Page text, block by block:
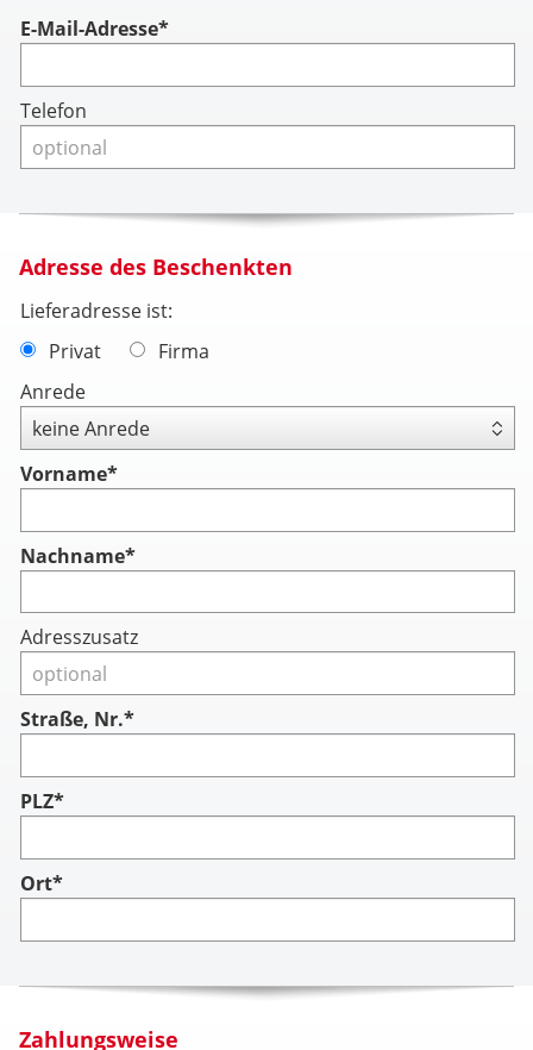
Account
E-Mail-Adresse*
Telefon
Adresse des Beschenkten
Lieferadresse ist:
Privat
Firma
Anrede
Vorname*
Nachname*
Adresszusatz
Straße, Nr.*
PLZ*
Ort*
Zahlungsweise